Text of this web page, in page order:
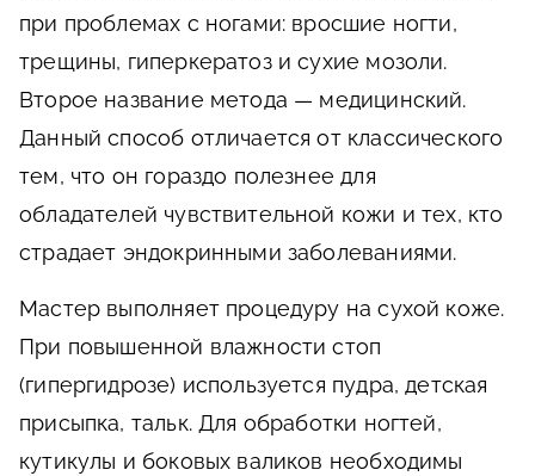
при проблемах с ногами: вросшие ногти,
трещины, гиперкератоз и сухие мозоли.
Второе название метода — медицинский.
Данный способ отличается от классического
тем, что он гораздо полезнее для
обладателей чувствительной кожи и тех, кто
страдает эндокринными заболеваниями.
Мастер выполняет процедуру на сухой коже.
При повышенной влажности стоп
(гипергидрозе) используется пудра, детская
присыпка, тальк. Для обработки ногтей,
кутикулы и боковых валиков необходимы